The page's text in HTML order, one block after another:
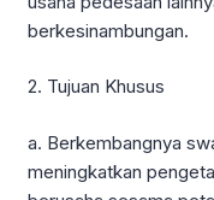
berkesinambungan.
2. Tujuan Khusus
a. Berkembangnya
meningkatkan